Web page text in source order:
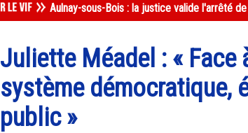
Aulnay-sous-Bois : la justice valide l'arrêté
Juliette Méadel : « Face
système démocratique,
public »